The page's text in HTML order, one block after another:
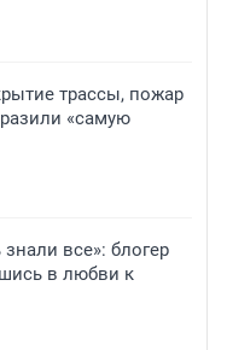
трассы, пожар
«самую
все»: блогер
в любви к